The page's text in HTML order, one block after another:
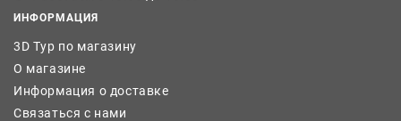
ИНФОРМАЦИЯ
3D Тур по магазину
О магазине
Информация о доставке
Связаться с нами